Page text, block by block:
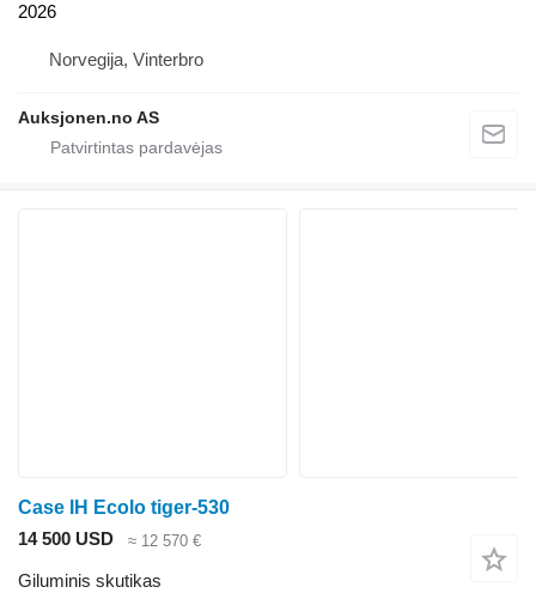
2026
Norvegija, Vinterbro
Auksjonen.no AS
Case IH Ecolo tiger-530
14 500 USD
≈ 12 570 €
Giluminis skutikas